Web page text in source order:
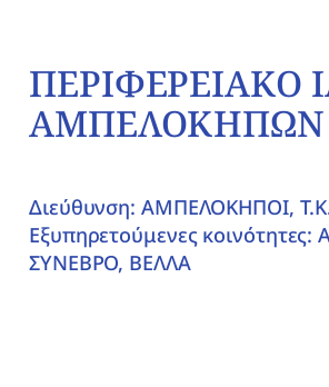
ΠΕΡΙΦΕΡΕΙΑΚΟ
ΑΜΠΕΛΟΚΗΠΩΝ
Διεύθυνση: ΑΜΠΕΛΟΚΗΠΟΙ,
Εξυπηρετούμενες
ΣΥΝΕΒΡΟ, ΒΕΛΛΑ